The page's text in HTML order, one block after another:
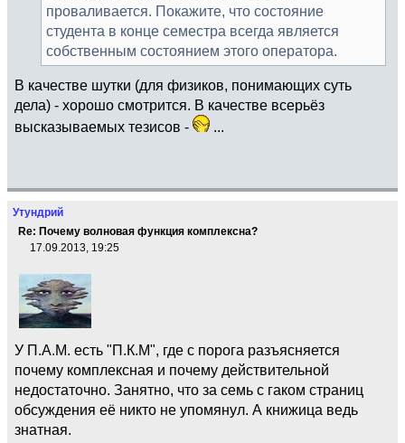
проваливается. Покажите, что состояние
студента в конце семестра всегда является
собственным состоянием этого оператора.
В качестве шутки (для физиков, понимающих суть
дела) - хорошо смотрится. В качестве всерьёз
высказываемых тезисов -
...
Утундрий
Re: Почему волновая функция комплексна?
17.09.2013, 19:25
У П.А.М. есть "П.К.М", где с порога разъясняется
почему комплексная и почему действительной
недостаточно. Занятно, что за семь с гаком страниц
обсуждения её никто не упомянул. А книжица ведь
знатная.